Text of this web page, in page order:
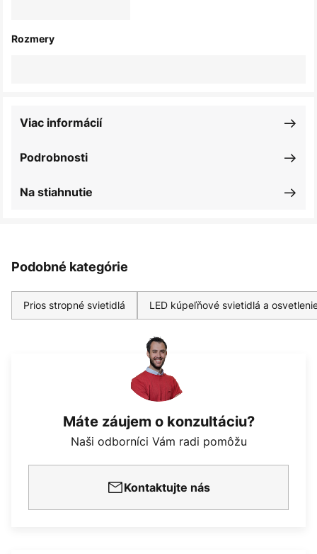
Rozmery
Podrobnosti
Viac informácií
Na stiahnutie
Podobné kategórie
Prios stropné svietidlá LED kúpeľňové svietidlá a
Máte záujem o konzultáciu?
Naši odborníci Vám radi pomôžu
Kontaktujte nás